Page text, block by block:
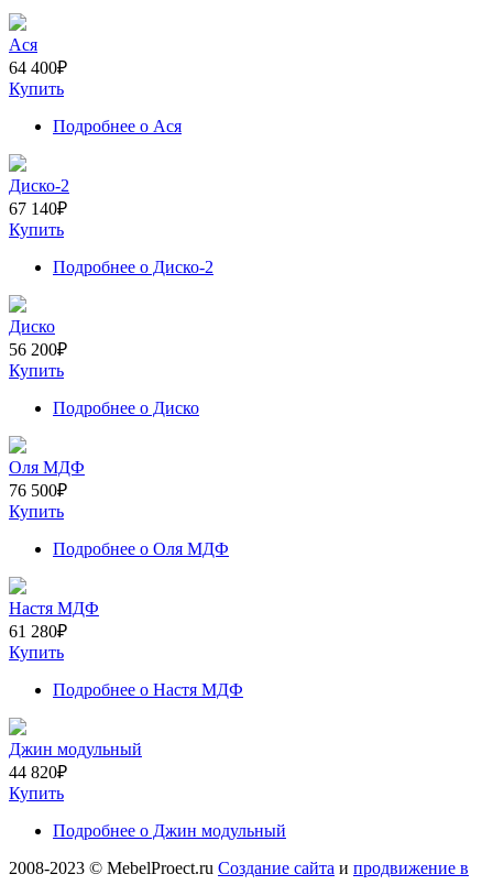
Ася
64 400₽
Купить
Подробнее о Ася
Диско-2
67 140₽
Купить
Подробнее о Диско-2
Диско
56 200₽
Купить
Подробнее о Диско
Оля МДФ
76 500₽
Купить
Подробнее о Оля МДФ
Настя МДФ
61 280₽
Купить
Подробнее о Настя МДФ
Джин модульный
44 820₽
Купить
Подробнее о Джин модульный
2008-2023 © MebelProect.ru Создание сайта и продвижение в